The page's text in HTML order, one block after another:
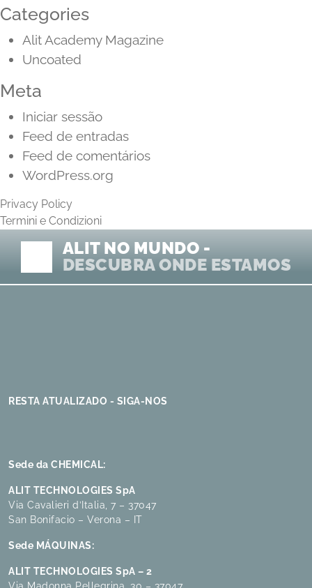
Categories
Alit Academy Magazine
Uncoated
Meta
Iniciar sessão
Feed de entradas
Feed de comentários
WordPress.org
Privacy Policy
Termini e Condizioni
ALIT NO MUNDO -
DESCUBRA ONDE ESTAMOS
RESTA ATUALIZADO - SIGA-NOS
Sede da CHEMICAL:
ALIT TECHNOLOGIES SpA
Via Cavalieri d’Italia, 7 – 37047
San Bonifacio – Verona – IT
Sede MÁQUINAS:
ALIT TECHNOLOGIES SpA – 2
Via Madonna Pellegrina, 30 – 37047